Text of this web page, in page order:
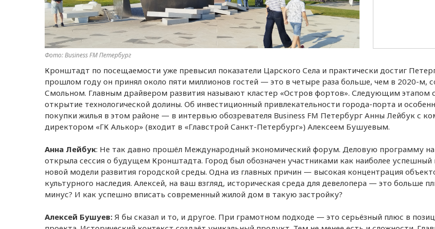
Фото: Business FM Петербург
Кронштадт по посещаемости уже превысил показатели Царского Села и практически достиг
прошлом году он принял около пяти миллионов гостей — это в четыре раза больше, чем в 2020-м,
Смольном. Главным драйвером развития называют кластер «Остров фортов». Следующим этапом
открытие технологической долины. Об инвестиционный привлекательности города-порта и
покупки жилья в этом районе — в интервью обозревателя Business FM Петербург Анны Лейбук с
директором «ГК Алькор» (входит в «Главстрой Санкт-Петербург») Алексеем Бушуевым.
Анна Лейбук: Не так давно прошёл Международный экономический форум. Деловую программу
открыла сессия о будущем Кронштадта. Город был обозначен участниками как наиболее
новой модели развития городской среды. Одна из главных причин — высокая концентрация
культурного наследия. Алексей, на ваш взгляд, историческая среда для девелопера — это больше
минус? И как успешно вписать современный жилой дом в такую застройку?
Алексей Бушуев: Я бы сказал и то, и другое. При грамотном подходе — это серьёзный плюс в